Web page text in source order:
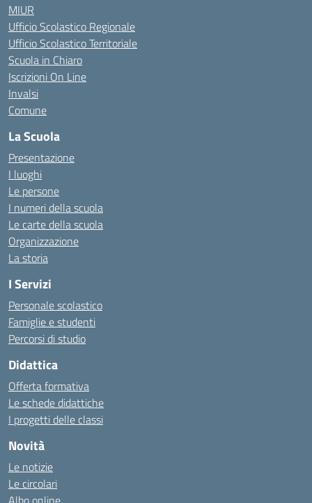
MIUR
Ufficio Scolastico Regionale
Ufficio Scolastico Territoriale
Scuola in Chiaro
Iscrizioni On Line
Invalsi
Comune
La Scuola
Presentazione
I luoghi
Le persone
I numeri della scuola
Le carte della scuola
Organizzazione
La storia
I Servizi
Personale scolastico
Famiglie e studenti
Percorsi di studio
Didattica
Offerta formativa
Le schede didattiche
I progetti delle classi
Novità
Le notizie
Le circolari